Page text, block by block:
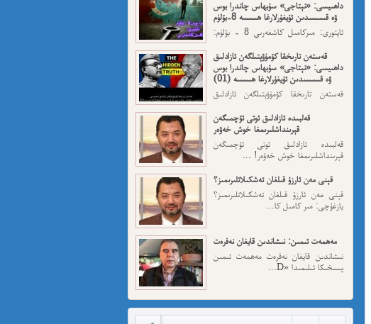
داھىيسى: «نېتاجى» سۇبھاس چاندرا بوس
ۋە قىسسىدىن ئۇيغۇرلارغا ھىسسە 8-بۆلۈم
ئاپتورى: مىركامىل كاشغەرىي 8 - بۆلۈم:
قەستەن تارىخقا كۆمۈۋېتىلگەن ئازادلىق
داھىيسى: «نېتاجى» سۇبھاس چاندرا بوس
ۋە قىسسىدىن ئۇيغۇرلارغا ھىسسە (01)
قەستەن تارىخقا كۆمۈۋېتىلگەن ئازادلىق
قەلبىدە ئازادلىق ئوتى ئۆچمىگەن
قېرىنداشلىرىمغا خوش خەۋەر
قەلبىدە ئازادلىق ئوتى ئۆچمىگەن
قېرىنداشلىرىمغا خوش خەۋەر! ...
قېنى مەن ئارزۇ قىلغان تەشكىلاتلىرىمىز؟
قېنى مەن ئارزۇ قىلغان تەشكىلاتلىرىمىز؟
يازغۇچى: مىر كامىل كا...
مەھمەت ئىمىن: نىشاندىن قايغان نەفرەت
نىشاندىن قايغان نەفرەت مەھمەت ئىمىن
پىسخىكا ئىلىمىدا «D...
مەمەت ئىمىن : ئادالەتسىزلىك ئازابى
كىشىلەرنى ئادالەتلىك قىلامدۇ؟